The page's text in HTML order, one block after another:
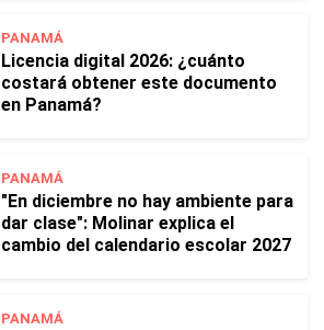
PANAMÁ
Licencia digital 2026: ¿cuánto
costará obtener este documento
en Panamá?
PANAMÁ
"En diciembre no hay ambiente para
dar clase": Molinar explica el
cambio del calendario escolar 2027
PANAMÁ